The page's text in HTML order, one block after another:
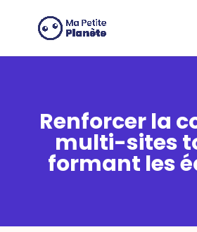
Renforcer la
multi-sites
formant les